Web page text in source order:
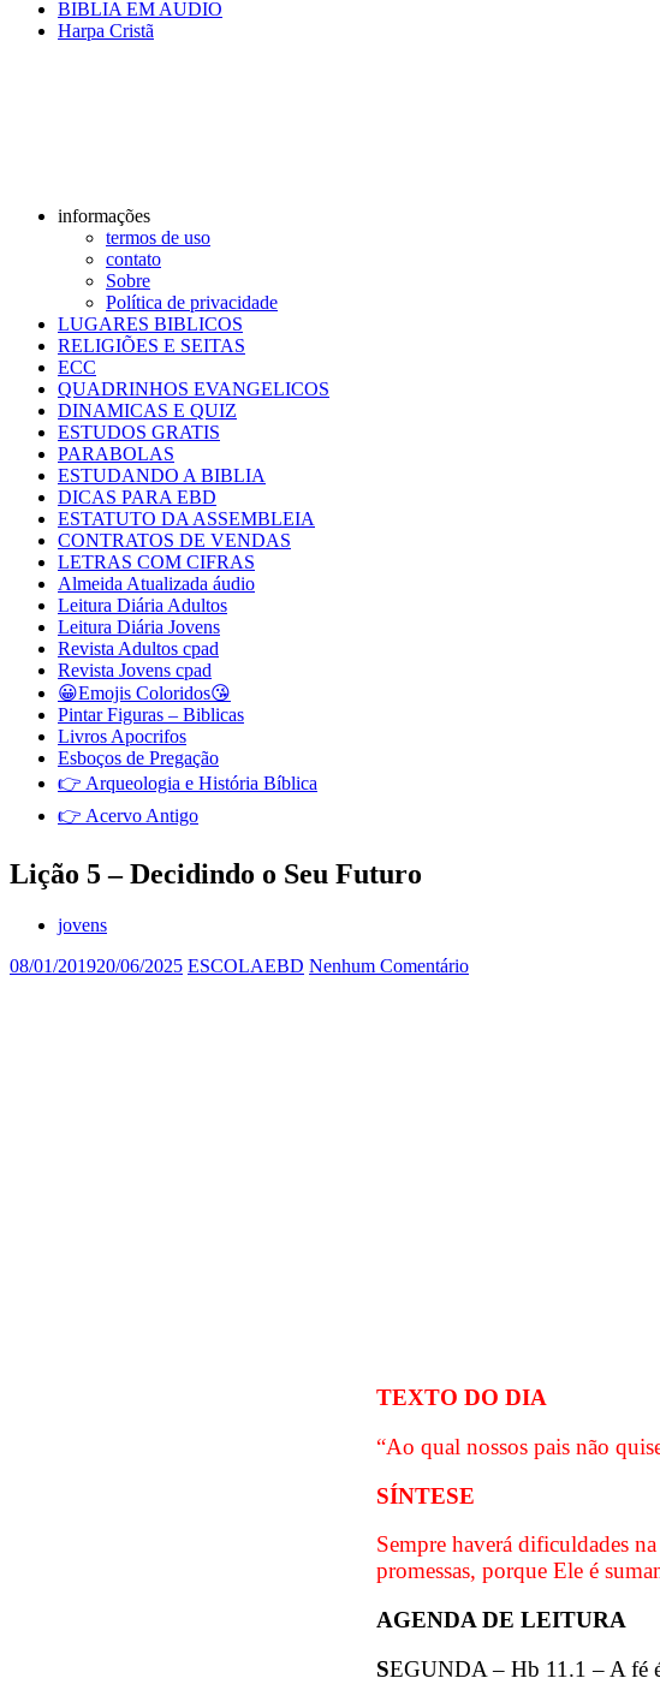
BIBLIA EM AUDIO
Harpa Cristã
informações
termos de uso
contato
Sobre
Política de privacidade
LUGARES BIBLICOS
RELIGIÕES E SEITAS
ECC
QUADRINHOS EVANGELICOS
DINAMICAS E QUIZ
ESTUDOS GRATIS
PARABOLAS
ESTUDANDO A BIBLIA
DICAS PARA EBD
ESTATUTO DA ASSEMBLEIA
CONTRATOS DE VENDAS
LETRAS COM CIFRAS
Almeida Atualizada áudio
Leitura Diária Adultos
Leitura Diária Jovens
Revista Adultos cpad
Revista Jovens cpad
😀Emojis Coloridos😘
Pintar Figuras – Biblicas
Livros Apocrifos
Esboços de Pregação
👉 Arqueologia e História Bíblica
👉 Acervo Antigo
Lição 5 – Decidindo o Seu Futuro
jovens
08/01/201920/06/2025 ESCOLAEBD Nenhum Comentário
TEXTO DO DIA
“Ao qual nossos pais não
SÍNTESE
Sempre haverá dificuldades
promessas, porque Ele é
AGENDA DE LEITURA
SEGUNDA – Hb 11.1 – A fé